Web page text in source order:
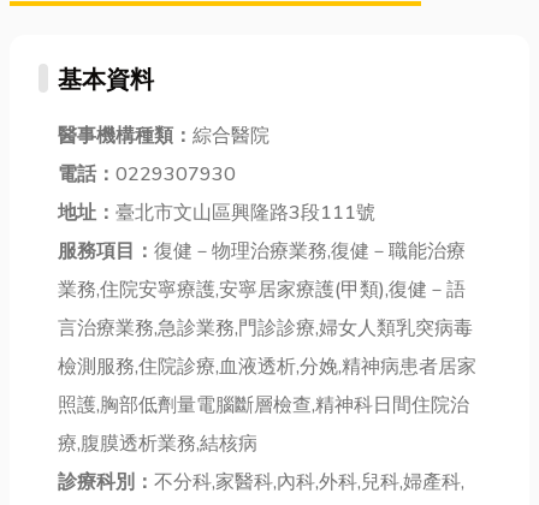
基本資料
醫事機構種類： 綜合醫院
電話： 0229307930
地址： 臺北市文山區興隆路3段111號
服務項目： 復健－物理治療業務,復健－職能治療
業務,住院安寧療護,安寧居家療護(甲類),復健－語
言治療業務,急診業務,門診診療,婦女人類乳突病毒
檢測服務,住院診療,血液透析,分娩,精神病患者居家
照護,胸部低劑量電腦斷層檢查,精神科日間住院治
療,腹膜透析業務,結核病
診療科別： 不分科,家醫科,內科,外科,兒科,婦產科,